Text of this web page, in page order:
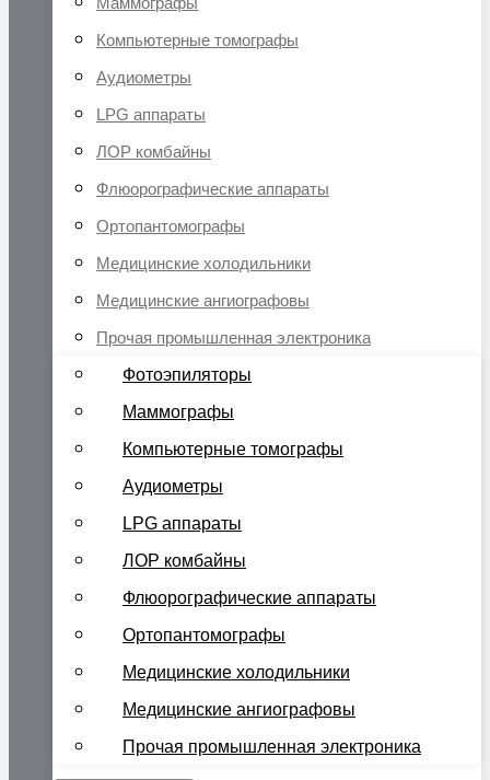
Компьютерные томографы
Аудиометры
LPG аппараты
ЛОР комбайны
Флюорографические аппараты
Ортопантомографы
Медицинские холодильники
Медицинские ангиографовы
Прочая промышленная электроника
Фотоэпиляторы
Маммографы
Компьютерные томографы
Аудиометры
LPG аппараты
ЛОР комбайны
Флюорографические аппараты
Ортопантомографы
Медицинские холодильники
Медицинские ангиографовы
Прочая промышленная электроника